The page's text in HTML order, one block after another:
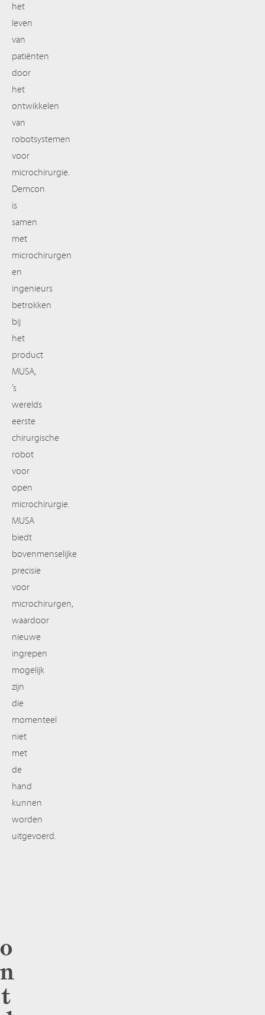
het
leven
van
patiënten
door
het
ontwikkelen
van
robotsystemen
voor
microchirurgie.
Demcon
is
samen
met
microchirurgen
en
ingenieurs
betrokken
bij
het
product
MUSA,
’s
werelds
eerste
chirurgische
robot
voor
open
microchirurgie.
MUSA
biedt
bovenmenselijke
precisie
voor
microchirurgen,
waardoor
nieuwe
ingrepen
mogelijk
zijn
die
momenteel
niet
met
de
hand
kunnen
worden
uitgevoerd.
o
n
t